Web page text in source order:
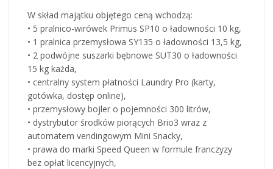
W skład majątku objętego ceną wchodzą:
• 5 pralnico-wirówek Primus SP10 o ładowności 10 kg,
• 1 pralnica przemysłowa SY135 o ładowności 13,5 kg,
• 2 podwójne suszarki bębnowe SUT30 o ładowności
15 kg każda,
• centralny system płatności Laundry Pro (karty,
gotówka, dostęp online),
• przemysłowy bojler o pojemności 300 litrów,
• dystrybutor środków piorących Brio3 wraz z
automatem vendingowym Mini Snacky,
• prawa do marki Speed Queen w formule franczyzy
bez opłat licencyjnych,